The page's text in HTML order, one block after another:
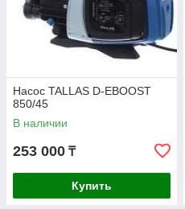
Насос TALLAS D-EBOOST
850/45
В наличии
253 000 ₸
Купить